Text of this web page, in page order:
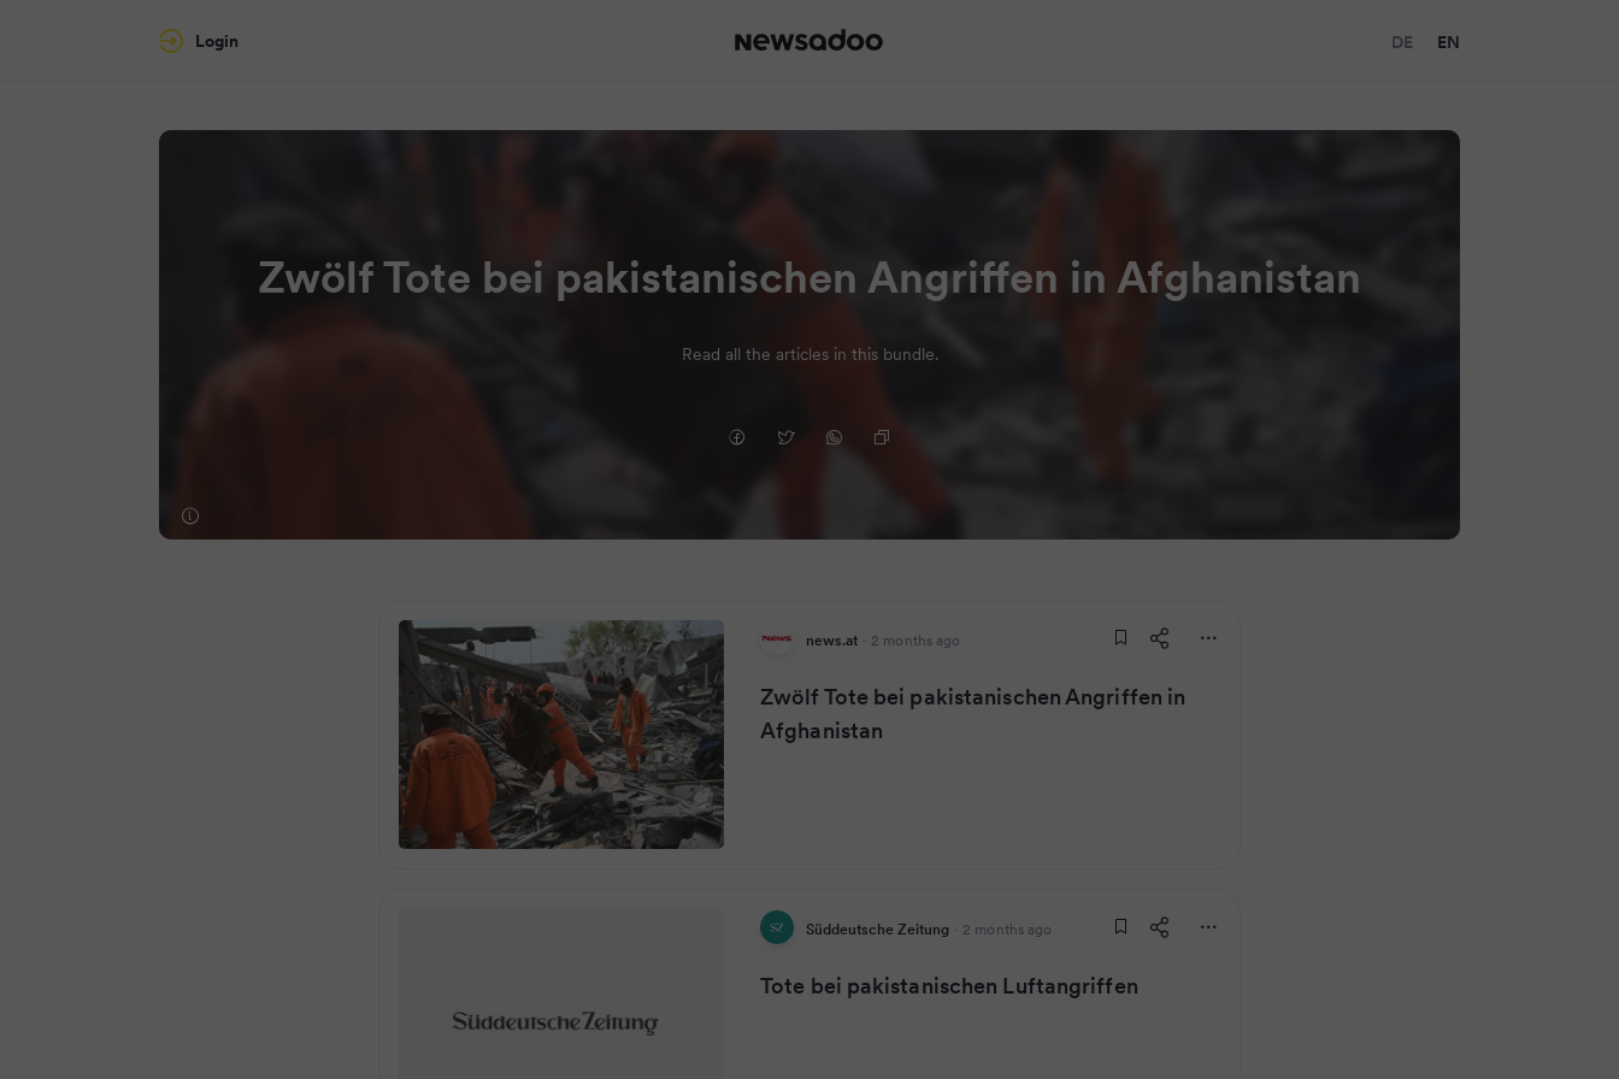
Login DE EN
Zwölf Tote bei pakistanischen Angriffen in Afghanistan
Read all the articles in this bundle.
news.at · 2 months ago
Zwölf Tote bei pakistanischen Angriffen in
Afghanistan
Süddeutsche Zeitung · 2 months ago
Tote bei pakistanischen Luftangriffen